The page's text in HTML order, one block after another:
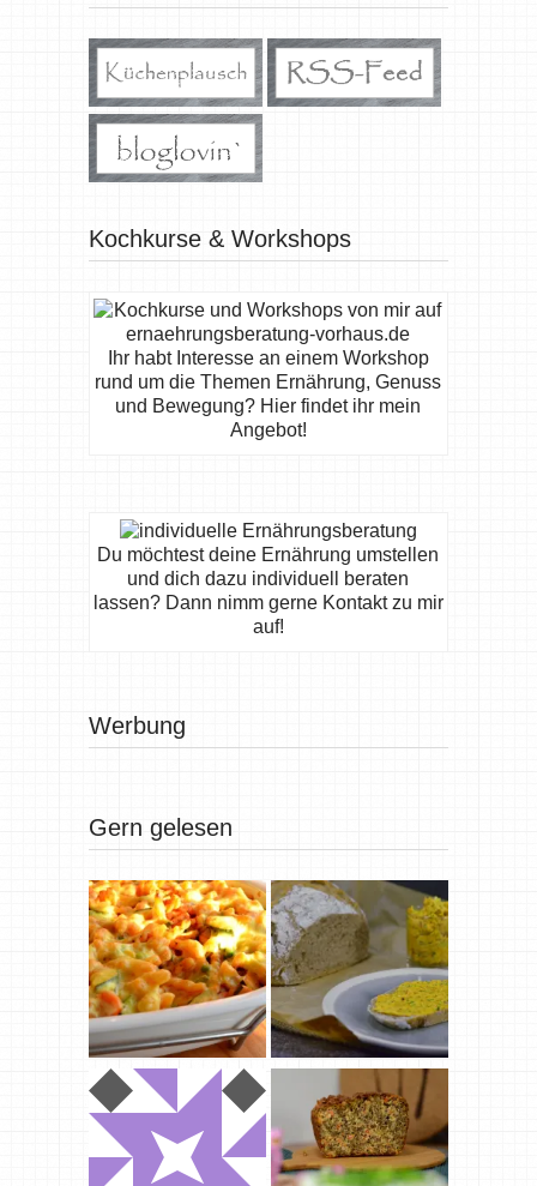
Kochkurse & Workshops
Ihr habt Interesse an einem Workshop
rund um die Themen Ernährung, Genuss
und Bewegung? Hier findet ihr mein
Angebot!
Du möchtest deine Ernährung umstellen
und dich dazu individuell beraten
lassen? Dann nimm gerne Kontakt zu mir
auf!
Werbung
Gern gelesen